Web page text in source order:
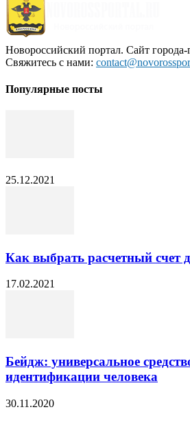
Новороссийский портал. Сайт города-
Свяжитесь с нами:
Популярные посты
25.12.2021
Как выбрать расчетный счет
17.02.2021
Бейдж: универсальное
идентификации человека
30.11.2020